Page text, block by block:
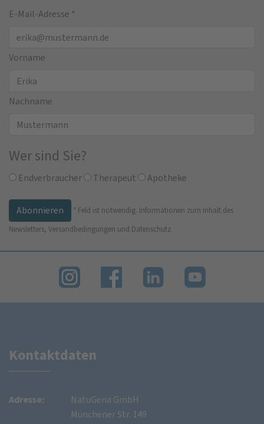
E-Mail-Adresse *
Vorname
Nachname
Wer sind Sie?
Endverbraucher Therapeut Apotheke
* Feld ist notwendig. Informationen zum Inhalt des
Newsletters, Versandbedingungen und Datenschutz
Kontaktdaten
Adresse:
NatuGena GmbH
Münchener Str. 149